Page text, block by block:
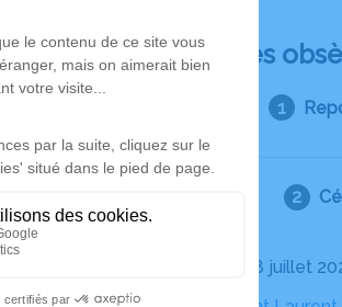
Déroulé des
Le lundi 18 juillet